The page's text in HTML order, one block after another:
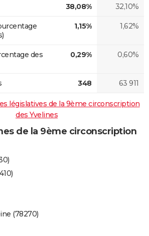
38,08% 32,10%
1,15% 1,62%
des
0,29% 0,60%
348 63 911
législatives de la 9ème circonscription
des Yvelines
de la 9ème circonscription
(78270)